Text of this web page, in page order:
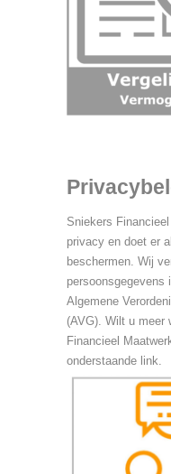
Sniekers
privacy en doet er
beschermen. Wij
persoonsgegevens
Algemene
(AVG). Wilt u meer
Financieel
onderstaande link.